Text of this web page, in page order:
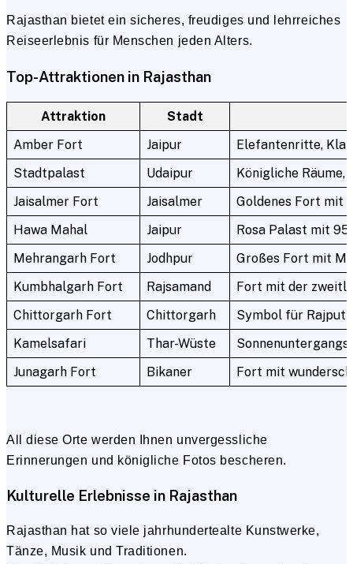
Rajasthan bietet ein sicheres, freudiges und lehrreiches
Reiseerlebnis für Menschen jeden Alters.
Top-Attraktionen in Rajasthan
Attraktion
Stadt
Amber Fort
Jaipur
Elefantenritte,
Stadtpalast
Udaipur
Königliche Räume,
Jaisalmer Fort
Jaisalmer
Goldenes Fort mit
Hawa Mahal
Jaipur
Rosa Palast mit
Mehrangarh Fort
Jodhpur
Großes Fort mit
Kumbhalgarh Fort
Rajsamand
Fort mit der
Chittorgarh Fort
Chittorgarh
Symbol für
Kamelsafari
Thar-Wüste
Junagarh Fort
Bikaner Fort mit
All diese Orte werden Ihnen unvergessliche
Erinnerungen und königliche Fotos bescheren.
Kulturelle Erlebnisse in Rajasthan
Rajasthan hat so viele jahrhundertealte Kunstwerke,
Tänze, Musik und Traditionen.